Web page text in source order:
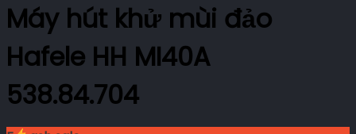
Máy hút khử mùi đảo
Hafele HH MI40A
538.84.704